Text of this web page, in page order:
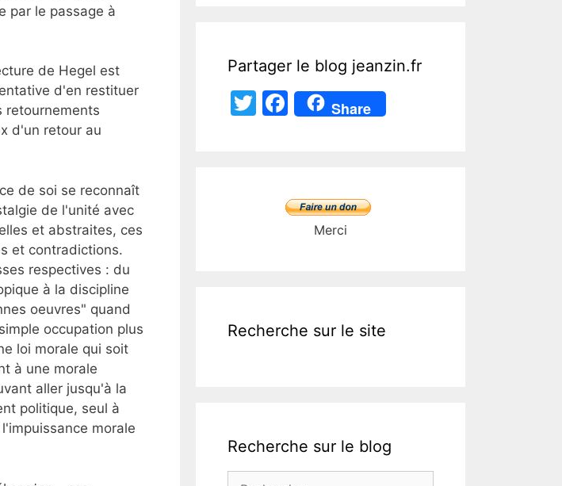
par le passage à
de Hegel est
d'en restituer
retournements
d'un retour au
de soi se reconnaît
de l'unité avec
et abstraites, ces
et contradictions.
respectives : du
à la discipline
oeuvres" quand
occupation plus
loi morale qui soit
à une morale
aller jusqu'à la
politique, seul à
morale
Partager le blog jeanzin.fr
T
F
b
Share
Merci
Recherche sur le site
Recherche sur le blog